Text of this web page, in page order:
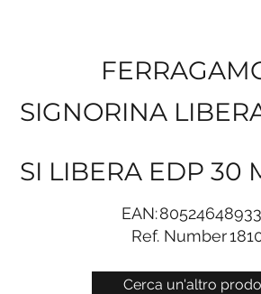
Cerca un'altro
SIGNORINA
SI LIBERA EDP 30
EAN:
Ref. Number